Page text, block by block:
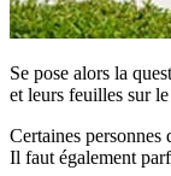
Se pose alors la
et leurs feuilles sur
Certaines
Il faut également